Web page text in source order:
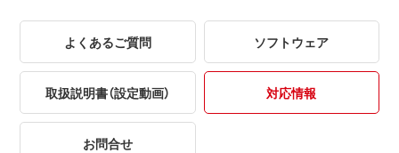
よくあるご質問 ソフトウェア
取扱説明書（設定動画） 対応情報
お問合せ